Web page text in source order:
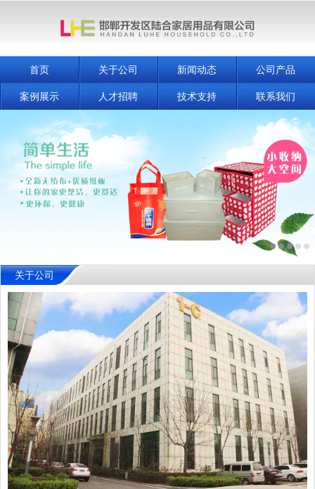
首页 关于公司 新闻动态 公司产品
案例展示 人才招聘 技术支持 联系我们
关于公司